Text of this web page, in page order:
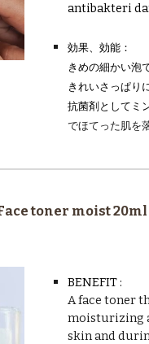
antibakteri
効果、効能：
きめの細かい泡
きれいさっぱり
抗菌剤としてミ
でほてった肌を
toner moist 20ml
BENEFIT :
A face toner
moisturizing
skin and